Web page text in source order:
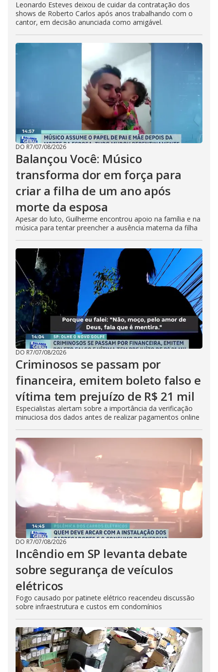
Leonardo Esteves deixou de cuidar da contratação dos
shows de Roberto Carlos após anos trabalhando com o
cantor, em decisão anunciada como amigável.
DO R7/07/08/2026
Balançou Você: Músico
transforma dor em força para
criar a filha de um ano após
morte da esposa
Apesar do luto, Guilherme encontrou apoio na família e na
música para tentar preencher a ausência materna da filha
DO R7/07/08/2026
Criminosos se passam por
financeira, emitem boleto falso e
vítima tem prejuízo de R$ 21 mil
Especialistas alertam sobre a importância da verificação
minuciosa dos dados antes de realizar pagamentos online
DO R7/07/08/2026
Incêndio em SP levanta debate
sobre segurança de veículos
elétricos
Fogo causado por patinete elétrico reacendeu discussão
sobre infraestrutura e custos em condomínios